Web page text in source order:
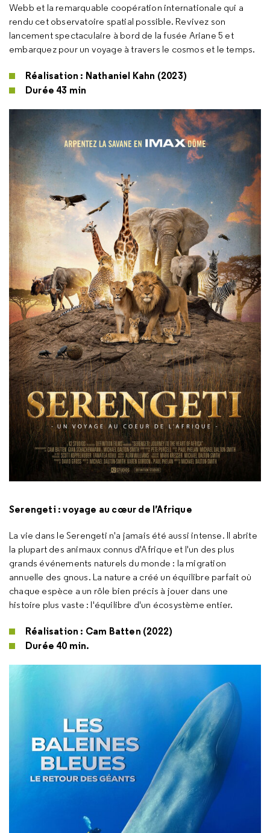
Webb et la remarquable coopération internationale qui a
rendu cet observatoire spatial possible. Revivez son
lancement spectaculaire à bord de la fusée Ariane 5 et
embarquez pour un voyage à travers le cosmos et le temps.
Réalisation : Nathaniel Kahn (2023)
Durée 43 min
Serengeti : voyage au cœur de l’Afrique
La vie dans le Serengeti n'a jamais été aussi intense. Il abrite
la plupart des animaux connus d'Afrique et l'un des plus
grands événements naturels du monde : la migration
annuelle des gnous. La nature a créé un équilibre parfait où
chaque espèce a un rôle bien précis à jouer dans une
histoire plus vaste : l'équilibre d'un écosystème entier.
Réalisation : Cam Batten (2022)
Durée 40 min.